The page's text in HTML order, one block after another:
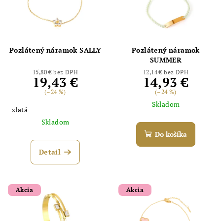
Pozlátený náramok SALLY
15,80 € bez DPH
19,43 €
(–24 %)
zlatá
Skladom
Detail
Pozlátený náramok
SUMMER
12,14 € bez DPH
14,93 €
(–24 %)
Skladom
Do košíka
Akcia Akcia